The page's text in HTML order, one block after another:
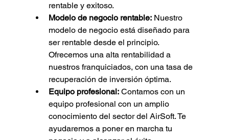
rentable y exitoso.
Modelo de negocio rentable: Nuestro
modelo de negocio está diseñado para
ser rentable desde el principio.
Ofrecemos una alta rentabilidad a
nuestros franquiciados, con una tasa de
recuperación de inversión óptima.
Equipo profesional: Contamos con un
equipo profesional con un amplio
conocimiento del sector del AirSoft. Te
ayudaremos a poner en marcha tu